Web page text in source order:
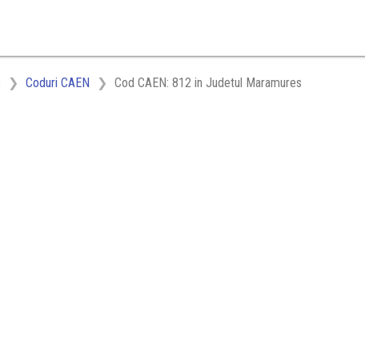
Coduri CAEN Cod CAEN: 812 in Judetul Maramures